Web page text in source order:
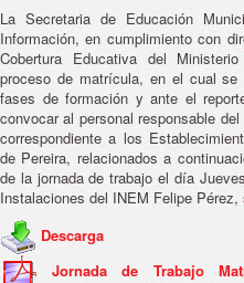
La Secretaria de Educación
Información, en cumplimiento con
Cobertura Educativa del
proceso de matrícula, en el cual se
fases de formación y ante el
convocar al personal responsable
correspondiente a los
de Pereira, relacionados a
de la jornada de trabajo el día
Instalaciones del INEM Felipe
Descarga
Jornada de Trabajo